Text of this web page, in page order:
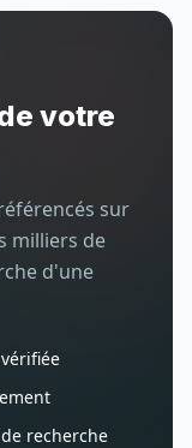
votre
sur
milliers de
d'une
recherche